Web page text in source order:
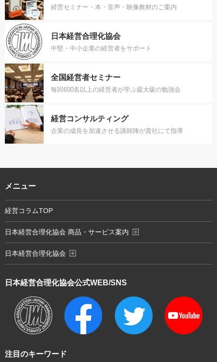
経営セミナー・本・音声・映像教材のご案内
日本経営合理化協会
中堅・中小企業の経営者をサポート
全国経営者セミナー
毎回600名以上の経営者が学ぶ最大級の勉強会
経営コンサルティング
企業の成長を加速させる講師陣が貴社にて指導
注目のキーワード
日本経営合理化協会公式WEB/SNS
メニュー
経営コラムTOP
日本経営合理化協会 商品・サービス案内 exit_to_app
日本経営合理化協会 exit_to_app